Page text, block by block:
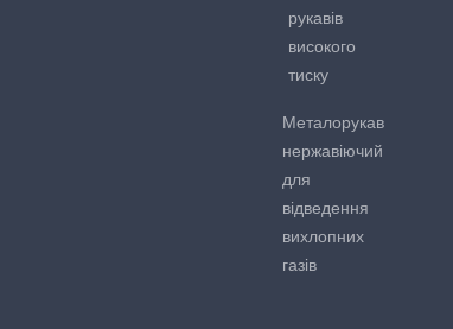
рукавів
високого
тиску
Металорукав
нержавіючий
для
відведення
вихлопних
газів